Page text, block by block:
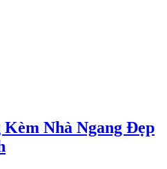
Nhà Ngang Đẹp